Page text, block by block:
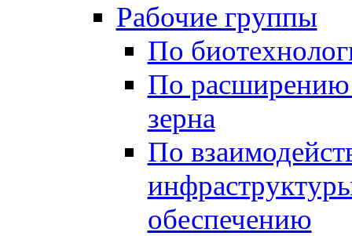
Рабочие группы
По
По расширению
зерна
По
обеспечению